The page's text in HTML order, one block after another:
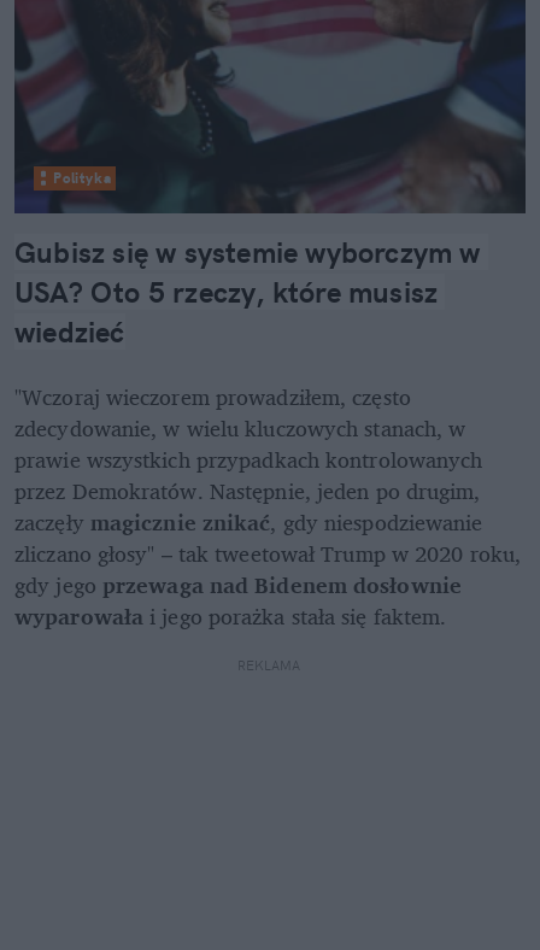
Polityka
Gubisz się w systemie wyborczym w
USA? Oto 5 rzeczy, które musisz
wiedzieć
"Wczoraj wieczorem prowadziłem, często
zdecydowanie, w wielu kluczowych stanach, w
prawie wszystkich przypadkach kontrolowanych
przez Demokratów. Następnie, jeden po drugim,
zaczęły magicznie znikać, gdy niespodziewanie
zliczano głosy" – tak tweetował Trump w 2020 roku,
gdy jego przewaga nad Bidenem dosłownie
wyparowała i jego porażka stała się faktem.
REKLAMA